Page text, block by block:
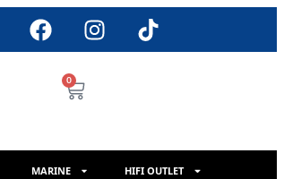
0
MARINE HIFI OUTLET